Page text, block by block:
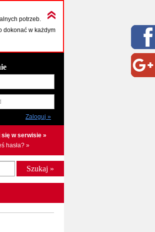
potrzeb.
dokonać w każdym
w serwisie »
hasła? »